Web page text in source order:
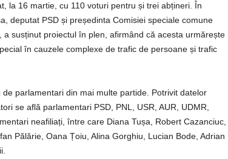
la 16 martie, cu 110 voturi pentru și trei abțineri. În
deputat PSD și președinta Comisiei speciale comune
susținut proiectul în plen, afirmând că acesta urmărește
în cauzele complexe de trafic de persoane și trafic
parlamentari din mai multe partide. Potrivit datelor
se află parlamentari PSD, PNL, USR, AUR, UDMR,
neafiliați, între care Diana Tușa, Robert Cazanciuc,
Pălărie, Oana Țoiu, Alina Gorghiu, Lucian Bode, Adrian